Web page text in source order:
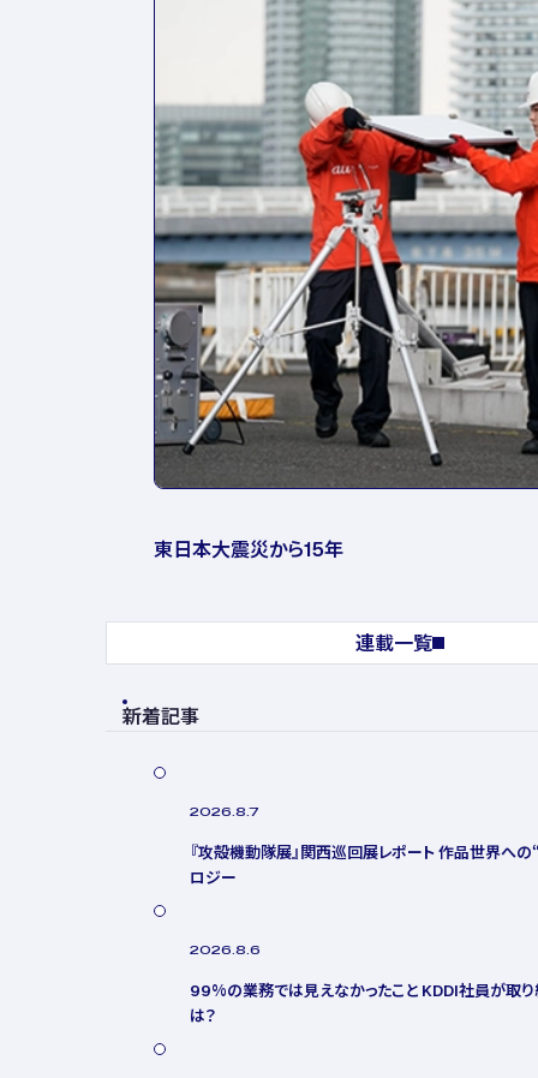
東日本大震災から15年
連載一覧
新着記事
2026.8.7
『攻殻機動隊展』関西巡回展レポート 作品世界への
ロジー
2026.8.6
99%の業務では見えなかったこと KDDI社員が取り
は？